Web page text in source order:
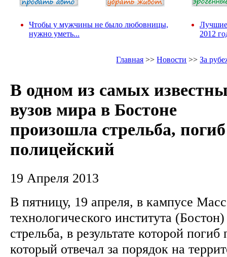
Чтобы у мужчины не было любовницы,
нужно уметь...
Лучшие
2012
Главная >>Новости >>За
В одном из самых
вузов мира в Бостоне
произошла стрельба, погиб
полицейский
19 Апреля 2013
В пятницу, 19 апреля, в кампусе
технологического института
стрельба, в результате которой
который отвечал за порядок на